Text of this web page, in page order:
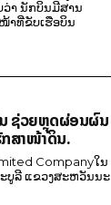
ວ່າ ນັກບິນມີສານ
າທີ່ຂັບເຮືອບິນ
ຊ່ວຍຫຼຸດຜ່ອນຜົນ
ສາໜ້າດິນ.
Companyໃນ
ບູລີ ແຂວງສະຫວັນນະ